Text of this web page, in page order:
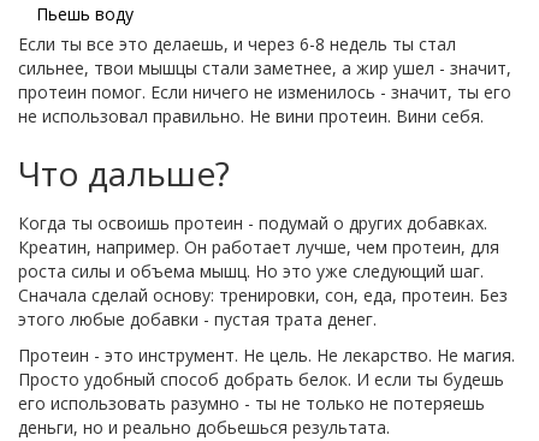
Пьешь воду
Если ты все это делаешь, и через 6-8 недель ты стал
сильнее, твои мышцы стали заметнее, а жир ушел - значит,
протеин помог. Если ничего не изменилось - значит, ты его
не использовал правильно. Не вини протеин. Вини себя.
Что дальше?
Когда ты освоишь протеин - подумай о других добавках.
Креатин, например. Он работает лучше, чем протеин, для
роста силы и объема мышц. Но это уже следующий шаг.
Сначала сделай основу: тренировки, сон, еда, протеин. Без
этого любые добавки - пустая трата денег.
Протеин - это инструмент. Не цель. Не лекарство. Не магия.
Просто удобный способ добрать белок. И если ты будешь
его использовать разумно - ты не только не потеряешь
деньги, но и реально добьешься результата.